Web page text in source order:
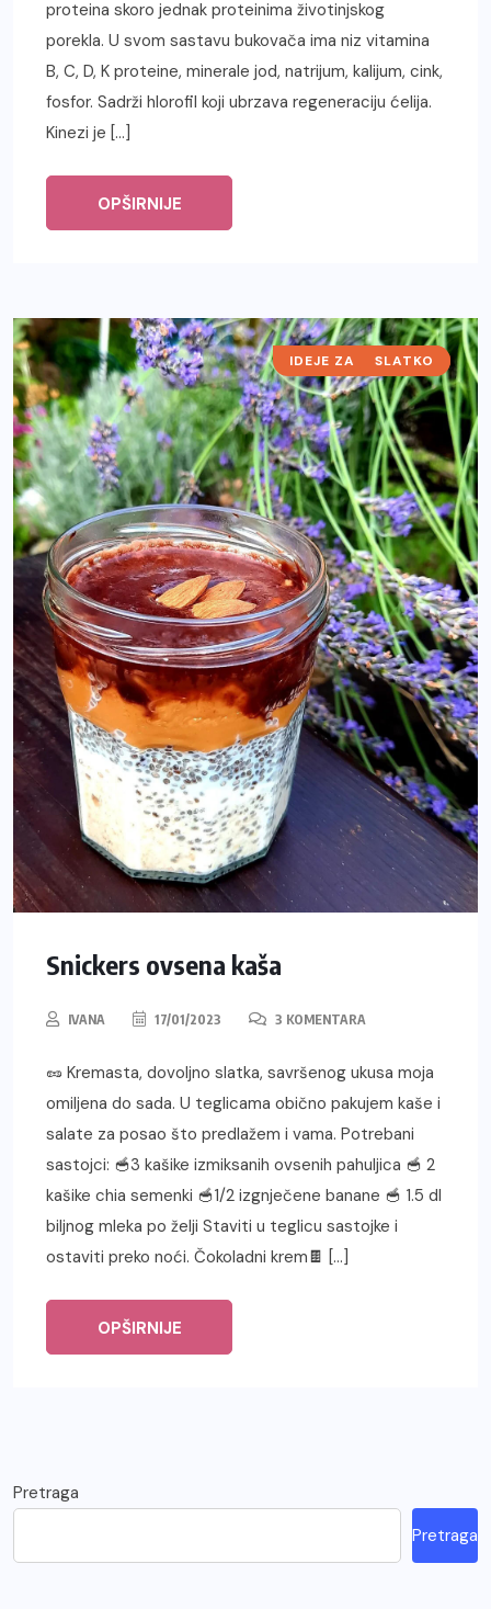
proteina skoro jednak proteinima životinjskog
porekla. U svom sastavu bukovača ima niz vitamina
B, C, D, K proteine, minerale jod, natrijum, kalijum, cink,
fosfor. Sadrži hlorofil koji ubrzava regeneraciju ćelija.
Kinezi je […]
OPŠIRNIJE
IDEJE ZA DORUČAK
SLATKO
Snickers ovsena kaša
IVANA 17/01/2023 3 KOMENTARA
🥜 Kremasta, dovoljno slatka, savršenog ukusa moja
omiljena do sada. U teglicama obično pakujem kaše i
salate za posao što predlažem i vama. Potrebani
sastojci: 🥣3 kašike izmiksanih ovsenih pahuljica 🥣 2
kašike chia semenki 🥣1/2 izgnječene banane 🥣 1.5 dl
biljnog mleka po želji Staviti u teglicu sastojke i
ostaviti preko noći. Čokoladni krem🍫 […]
OPŠIRNIJE
Pretraga
Pretraga